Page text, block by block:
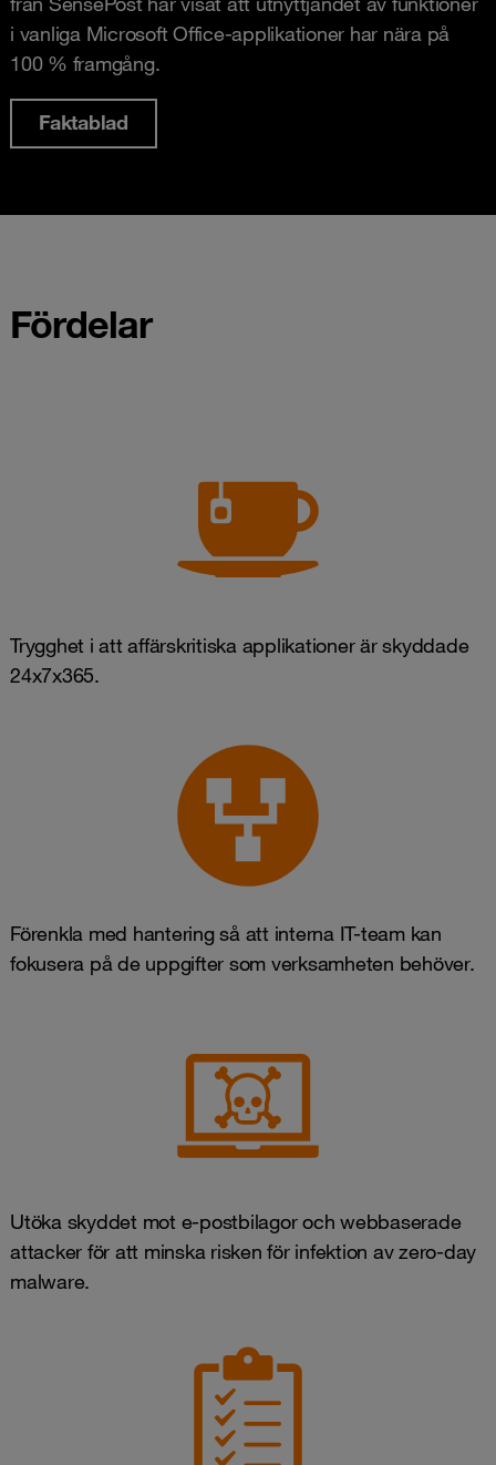
i vanliga Microsoft Office-applikationer har nära på
100 % framgång.
Faktablad
Fördelar
Trygghet i att affärskritiska applikationer är skyddade
24x7x365.
Förenkla med hantering så att interna IT-team kan
fokusera på de uppgifter som verksamheten behöver.
Utöka skyddet mot e-postbilagor och webbaserade
attacker för att minska risken för infektion av zero-day
malware.